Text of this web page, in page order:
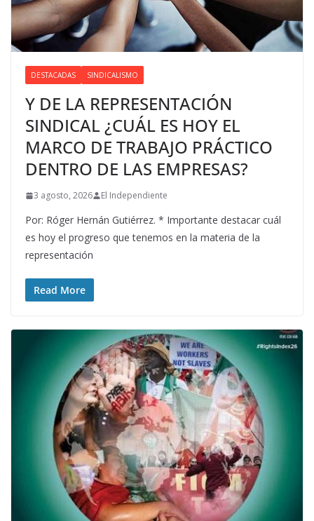
DESTACADAS SINDICALISMO
Y DE LA REPRESENTACIÓN
SINDICAL ¿CUÁL ES HOY EL
MARCO DE TRABAJO PRÁCTICO
DENTRO DE LAS EMPRESAS?
3 agosto, 2026 El Independiente
Por: Róger Hernán Gutiérrez. * Importante destacar cuál
es hoy el progreso que tenemos en la materia de la
representación
Read More